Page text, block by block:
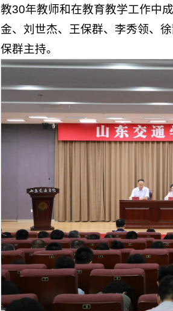
教30年教师和在教育教学工作中
金、刘世杰、王保群、李秀领、
保群主持。